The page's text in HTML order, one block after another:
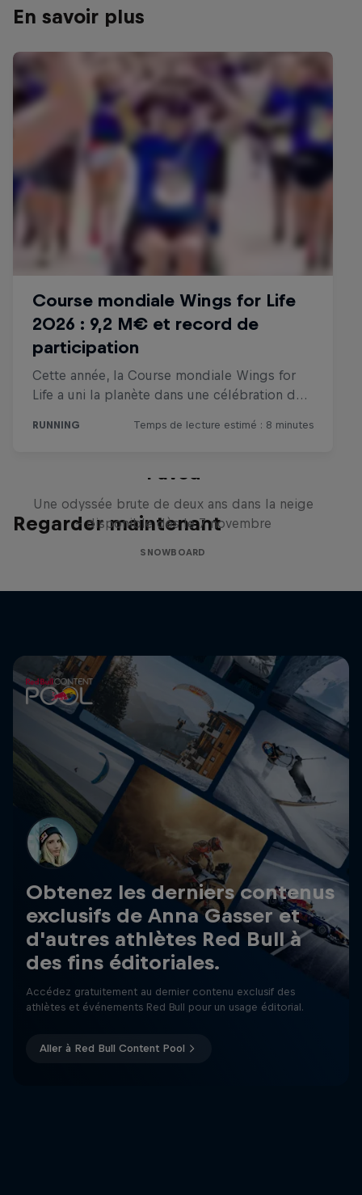
En savoir plus
Regarder maintenant
Paved
Une odyssée brute de deux ans dans la neige
– disponible dès le 7 novembre
SNOWBOARD
Obtenez les derniers contenus
exclusifs de Anna Gasser et
d'autres athlètes Red Bull à
des fins éditoriales.
Accédez gratuitement au dernier contenu exclusif des
athlètes et événements Red Bull pour un usage éditorial.
Aller à Red Bull Content Pool